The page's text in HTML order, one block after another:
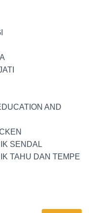
AND
SENDAL
TAHU DAN TEMPE